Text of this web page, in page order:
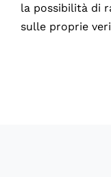
la possibilità di
sulle proprie